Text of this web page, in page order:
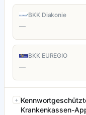
BKK Diakonie
—
BKK EUREGIO
—
Krankenkassen-